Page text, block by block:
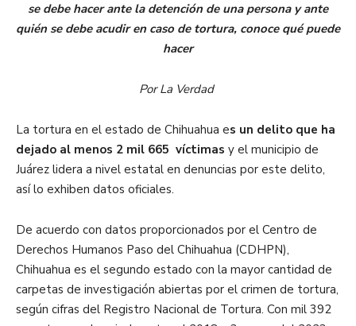
se debe hacer ante la detención de una persona y ante
quién se debe acudir en caso de tortura, conoce qué puede
hacer
Por La Verdad
La tortura en el estado de Chihuahua es un delito que ha
dejado al menos 2 mil 665 víctimas y el municipio de
Juárez lidera a nivel estatal en denuncias por este delito,
así lo exhiben datos oficiales.
De acuerdo con datos proporcionados por el Centro de
Derechos Humanos Paso del Chihuahua (CDHPN),
Chihuahua es el segundo estado con la mayor cantidad de
carpetas de investigación abiertas por el crimen de tortura,
según cifras del Registro Nacional de Tortura. Con mil 392